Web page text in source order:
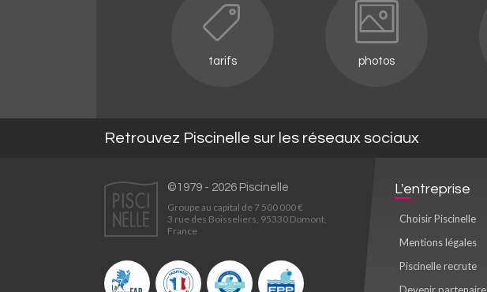
tarifs photos
Retrouvez Piscinelle sur les réseaux sociaux
L'entreprise
Choisir Piscinelle
Mentions légales
Piscinelle recrute
©1979 - 2026 Piscinelle
Groupe au capital de 7 500 000 €
3 rue des Boisseliers, 95330 Domont,
France